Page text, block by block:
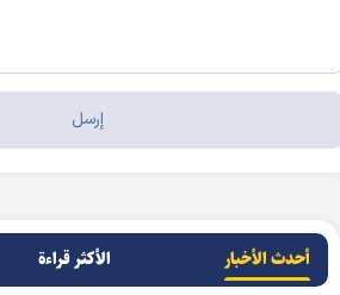
أحدث الأخبار الأکثر قراءة